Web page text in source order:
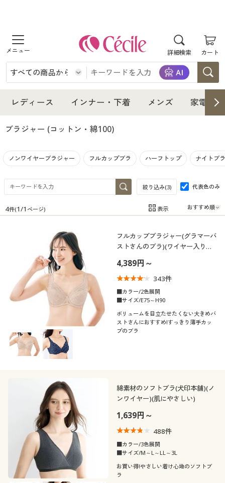
詳細検索 カート
商品を探す
レディース
レディースファッション
女性下着
インナー・下着
インナー・下着通販すべて
女性下着
メンズ下着
ジュニア・ティーンズ下着
メンズ
メンズ通販すべて
メンズファッション
メンズ下着
家電・雑貨
家電・雑貨すべて
家電
キッチン・雑貨・日用品
寝具・インテリア・家具
寝具・インテリア・家具通販すべて
寝具・ベッド
カーテン・ラグ・ファブリック
美容・健康
美容・健康通販すべて
美容・健康・サプリメント
制服・スクール
制服・スクールすべて
制服・学生服
ジュニア・ティーンズ下着
大きいサイズ
大きいサイズ通販すべて
大きいサイズ レディース服
大きいサイズ レディース下着
大きいサイズ 事務・制服
バーゲン
バーゲンセール
シークレットセール
商品カテゴリ一覧
カタログ・チラシからのご注文
デジタルカタログ
カタログ無料プレゼント
会員メニュー
レディース インナー・下着 メンズ 家電・
ブラジャー (コットン・綿100)
ノンワイヤーブラジャー フルカップブラ ハーフトップ ナイトブラ
絞り込み(3) 代表色のみ
在庫 在庫のある商品のみ表示
(4〜4.9)
(3〜3.9)
レディースサ
ブラカップサ
A F G
こだわり条件
で絞り込む
柄・デザイン
4件(1/1 ページ) 表示
フルカップブラジャー(グラマーバ
ストさんのブラ)(ワイヤー入り・
4,389円～
343件
■カラー/2色展開
■サイズ/E75～H90
ボリュームを目立たせたくない大きめバ
ストさんにおすすめ!すっきり薄手カッ
プのブラ
綿素材のソフトブラ(犬印本舗)(ノ
ンワイヤー)(肌にやさしい)
1,639円～
488件
■カラー/3色展開
■サイズ/M～L～LL～3L
お買い得!やさしい着け心地のソフトブ
ラ